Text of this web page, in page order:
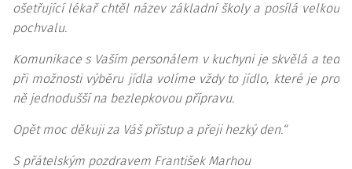
ošetřující lékař chtěl název základní školy a posílá velkou
pochvalu.
Komunikace s Vaším personálem v kuchyni je skvělá a teď
při možnosti výběru jídla volíme vždy to jídlo, které je pro
ně jednodušší na bezlepkovou přípravu.
Opět moc děkuji za Váš přístup a přeji hezký den.“
S přátelským pozdravem František Marhou